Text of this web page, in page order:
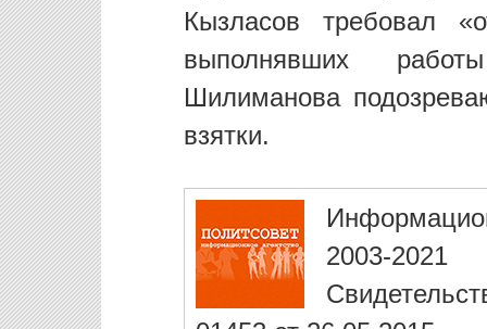
Кызласов требовал
выполнявших
Шилиманова
взятки.
2003-2021